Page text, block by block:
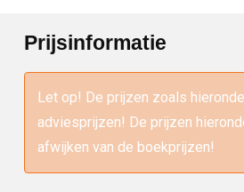
Prijsinformatie
Let op! De prijzen zoals
adviesprijzen! De prijzen
afwijken van de boekprijzen!